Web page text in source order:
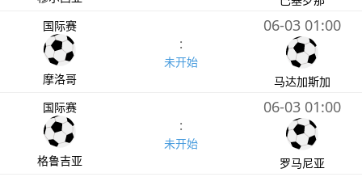
国际赛
摩洛哥
:
未开始
06-03 01:00
马达加斯加
国际赛
格鲁吉亚
:
未开始
06-03 01:00
罗马尼亚